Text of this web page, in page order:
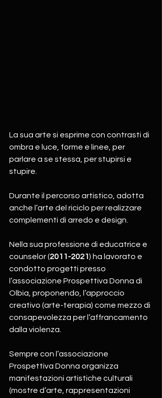
La sua arte si esprime con contrasti di
ombra e luce, forme e linee, per
parlare a se stessa, per stupirsi e
stupire.
Durante il percorso artistico, adotta
anche l’arte del riciclo per realizzare
complementi di arredo e design.
Nella sua professione di educatrice e
counselor (2011-2021) ha lavorato e
condotto progetti presso
l’associazione Prospettiva Donna di
Olbia, proponendo, l’approccio
creativo (arte-terapia) come mezzo di
consapevolezza per l’affrancamento
dalla violenza.
Sempre con l’associazione
Prospettiva Donna organizza
manifestazioni artistiche culturali
(mostre d’arte, rappresentazioni